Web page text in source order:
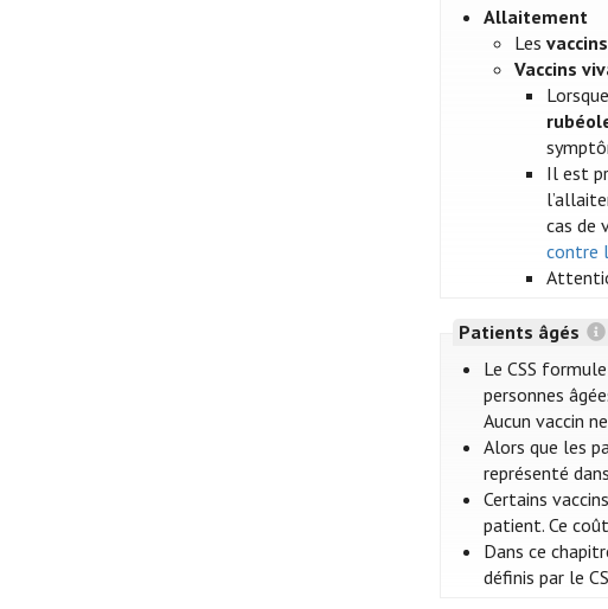
Allaitement
Les
Vaccins
Il est
cas de
contre
Patients âgés
Le CSS
personnes
Aucun vaccin
Alors que les
représenté
Certains
patient. Ce
Dans ce
définis par le